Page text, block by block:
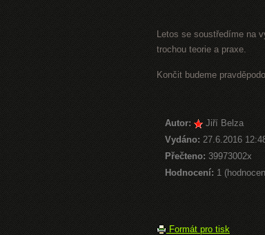
Letos se soustředíme na
trochou teorie a praxe.
Končit budeme
Autor:
Jiří Belza
Vydáno: 27.6.2016
Přečteno: 39973002x
Hodnocení: 1
Formát pro tisk